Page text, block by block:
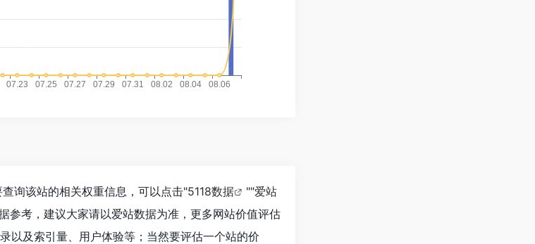
询该站的相关权重信息，可以点击"5118数据 ""爱站
参考，建议大家请以爱站数据为准，更多网站价值评估
以及索引量、用户体验等；当然要评估一个站的价